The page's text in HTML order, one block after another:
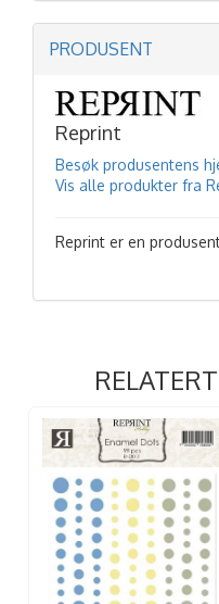
PRODUSENT
Reprint
Besøk produsentens
Vis alle produkter fra
Reprint er en